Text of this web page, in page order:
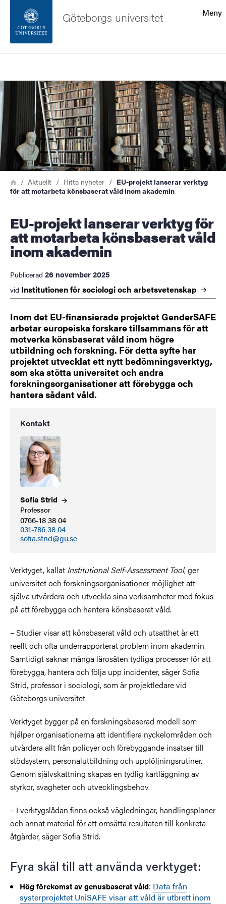
Sidfoten
Om webbplatsen
Meny
Göteborgs universitet
Bild
Länkstig
HemAktuellt Hitta nyheter
EU-projekt lanserar verktyg
för att motarbeta könsbaserat våld inom akademin
EU-projekt lanserar verktyg för
att motarbeta könsbaserat våld
inom akademin
Publicerad 26 november 2025
vid Institutionen för sociologi och arbetsvetenskap
Inom det EU-finansierade projektet GenderSAFE
arbetar europeiska forskare tillsammans för att
motverka könsbaserat våld inom högre
utbildning och forskning. För detta syfte har
projektet utvecklat ett nytt bedömningsverktyg,
som ska stötta universitet och andra
forskningsorganisationer att förebygga och
hantera sådant våld.
Kontakt
SofiaStrid
Professor
0766-18 38 04
031-786 38 04
sofia.strid@gu.se
Verktyget, kallat Institutional Self-Assessment Tool, ger
universitet och forskningsorganisationer möjlighet att
själva utvärdera och utveckla sina verksamheter med fokus
på att förebygga och hantera könsbaserat våld.
– Studier visar att könsbaserat våld och utsatthet är ett
reellt och ofta underrapporterat problem inom akademin.
Samtidigt saknar många lärosäten tydliga processer för att
förebygga, hantera och följa upp incidenter, säger Sofia
Strid, professor i sociologi, som är projektledare vid
Göteborgs universitet.
Verktyget bygger på en forskningsbaserad modell som
hjälper organisationerna att identifiera nyckelområden och
utvärdera allt från policyer och förebyggande insatser till
stödsystem, personalutbildning och uppföljningsrutiner.
Genom självskattning skapas en tydlig kartläggning av
styrkor, svagheter och utvecklingsbehov.
– I verktygslådan finns också vägledningar, handlingsplaner
och annat material för att omsätta resultaten till konkreta
åtgärder, säger Sofia Strid.
Fyra skäl till att använda verktyget:
Hög förekomst av genusbaserat våld: Data från
systerprojektet UniSAFE visar att våld är utbrett inom